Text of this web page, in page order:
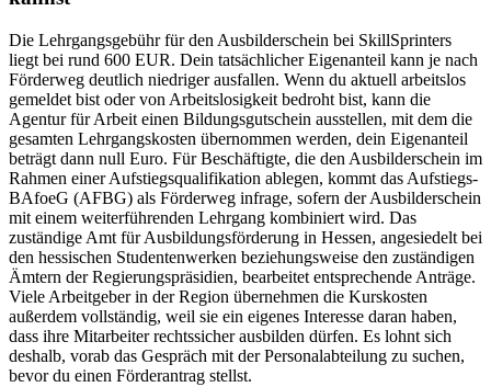
Die Lehrgangsgebühr für den Ausbilderschein bei SkillSprinters
liegt bei rund 600 EUR. Dein tatsächlicher Eigenanteil kann je nach
Förderweg deutlich niedriger ausfallen. Wenn du aktuell arbeitslos
gemeldet bist oder von Arbeitslosigkeit bedroht bist, kann die
Agentur für Arbeit einen Bildungsgutschein ausstellen, mit dem die
gesamten Lehrgangskosten übernommen werden, dein Eigenanteil
beträgt dann null Euro. Für Beschäftigte, die den Ausbilderschein im
Rahmen einer Aufstiegsqualifikation ablegen, kommt das Aufstiegs-
BAfoeG (AFBG) als Förderweg infrage, sofern der Ausbilderschein
mit einem weiterführenden Lehrgang kombiniert wird. Das
zuständige Amt für Ausbildungsförderung in Hessen, angesiedelt bei
den hessischen Studentenwerken beziehungsweise den zuständigen
Ämtern der Regierungspräsidien, bearbeitet entsprechende Anträge.
Viele Arbeitgeber in der Region übernehmen die Kurskosten
außerdem vollständig, weil sie ein eigenes Interesse daran haben,
dass ihre Mitarbeiter rechtssicher ausbilden dürfen. Es lohnt sich
deshalb, vorab das Gespräch mit der Personalabteilung zu suchen,
bevor du einen Förderantrag stellst.